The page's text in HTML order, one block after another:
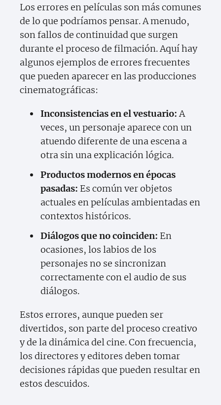
Los errores en películas son más comunes
de lo que podríamos pensar. A menudo,
son fallos de continuidad que surgen
durante el proceso de filmación. Aquí hay
algunos ejemplos de errores frecuentes
que pueden aparecer en las producciones
cinematográficas:
Inconsistencias en el vestuario:A
veces, un personaje aparece con un
atuendo diferente de una escena a
otra sin una explicación lógica.
Productos modernos en épocas
pasadas: Es común ver objetos
actuales en películas ambientadas en
contextos históricos.
Diálogos que no coinciden: En
ocasiones, los labios de los
personajes no se sincronizan
correctamente con el audio de sus
diálogos.
Estos errores, aunque pueden ser
divertidos, son parte del proceso creativo
y de la dinámica del cine. Con frecuencia,
los directores y editores deben tomar
decisiones rápidas que pueden resultar en
estos descuidos.